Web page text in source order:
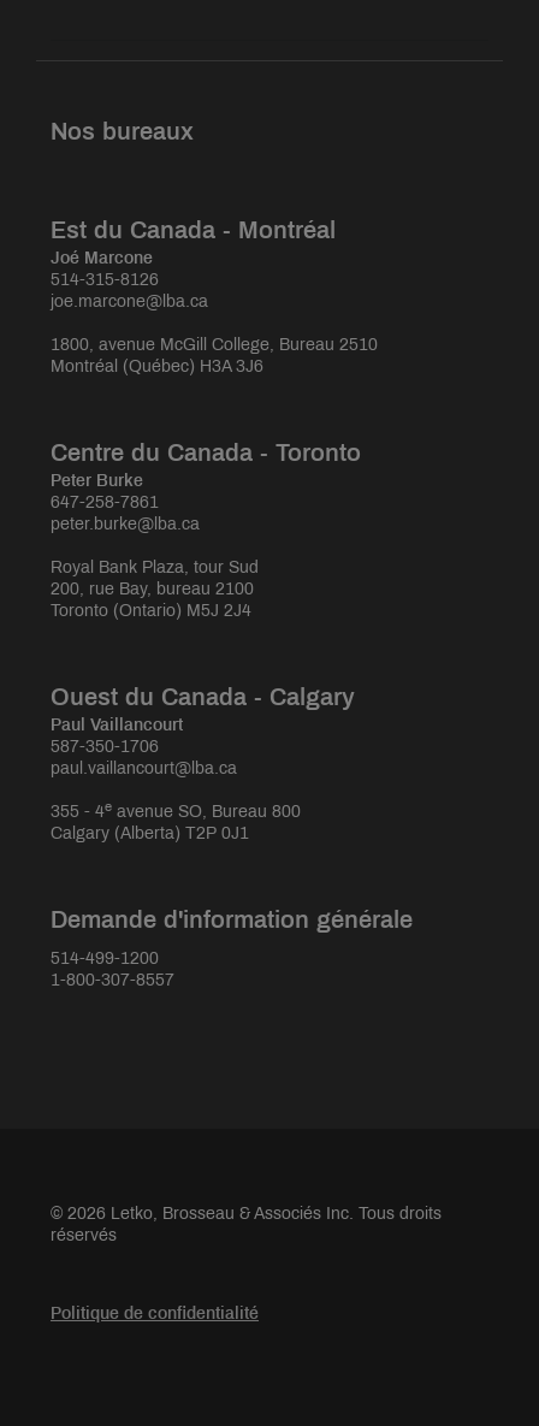
Nos bureaux
Est du Canada - Montréal
Joé Marcone
514-315-8126
joe.marcone@lba.ca
1800, avenue McGill College, Bureau 2510
Montréal (Québec) H3A 3J6
Centre du Canada - Toronto
Peter Burke
647-258-7861
peter.burke@lba.ca
Royal Bank Plaza, tour Sud
200, rue Bay, bureau 2100
Toronto (Ontario) M5J 2J4
Ouest du Canada - Calgary
Paul Vaillancourt
587-350-1706
paul.vaillancourt@lba.ca
355 - 4e avenue SO, Bureau 800
Calgary (Alberta) T2P 0J1
Demande d'information générale
514-499-1200
1-800-307-8557
© 2026 Letko, Brosseau & Associés Inc. Tous droits
réservés
Politique de confidentialité